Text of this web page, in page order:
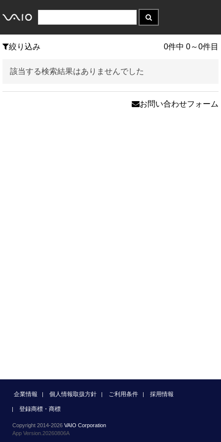
絞り込み 0件中 0～0件目
該当する検索結果はありませんでした
お問い合わせフォーム
企業情報 個人情報取扱方針 ご利用条件 採用情報
登録商標・商標
Copyright 2014-2026 VAIO Corporation
App Version.20260806A